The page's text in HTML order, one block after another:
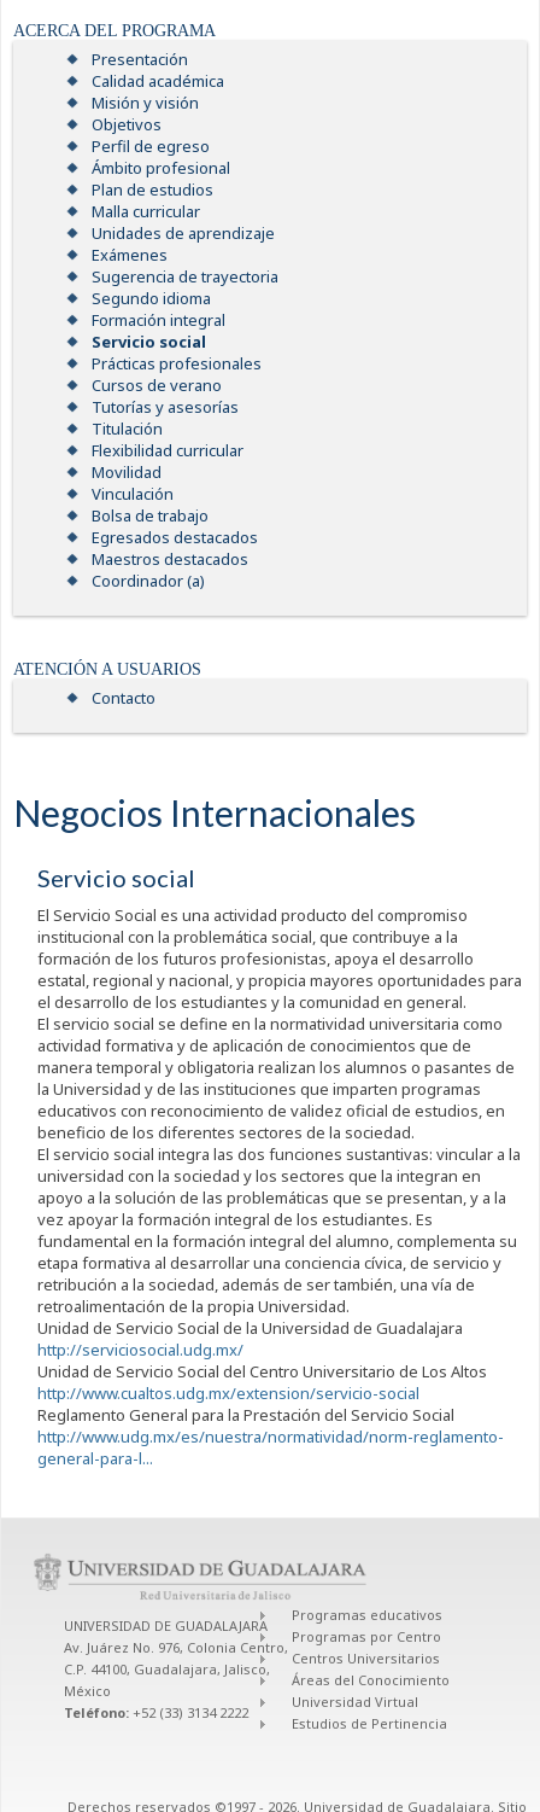
ACERCA DEL PROGRAMA
Presentación
Calidad académica
Misión y visión
Objetivos
Perfil de egreso
Ámbito profesional
Plan de estudios
Malla curricular
Unidades de aprendizaje
Exámenes
Sugerencia de trayectoria
Segundo idioma
Formación integral
Servicio social
Prácticas profesionales
Cursos de verano
Tutorías y asesorías
Titulación
Flexibilidad curricular
Movilidad
Vinculación
Bolsa de trabajo
Egresados destacados
Maestros destacados
Coordinador (a)
ATENCIÓN A USUARIOS
Contacto
Negocios Internacionales
Servicio social
El Servicio Social es una actividad producto del compromiso
institucional con la problemática social, que contribuye a la
formación de los futuros profesionistas, apoya el desarrollo
estatal, regional y nacional, y propicia mayores oportunidades para
el desarrollo de los estudiantes y la comunidad en general.
El servicio social se define en la normatividad universitaria como
actividad formativa y de aplicación de conocimientos que de
manera temporal y obligatoria realizan los alumnos o pasantes de
la Universidad y de las instituciones que imparten programas
educativos con reconocimiento de validez oficial de estudios, en
beneficio de los diferentes sectores de la sociedad.
El servicio social integra las dos funciones sustantivas: vincular a la
universidad con la sociedad y los sectores que la integran en
apoyo a la solución de las problemáticas que se presentan, y a la
vez apoyar la formación integral de los estudiantes. Es
fundamental en la formación integral del alumno, complementa su
etapa formativa al desarrollar una conciencia cívica, de servicio y
retribución a la sociedad, además de ser también, una vía de
retroalimentación de la propia Universidad.
Unidad de Servicio Social de la Universidad de Guadalajara
http://serviciosocial.udg.mx/
Unidad de Servicio Social del Centro Universitario de Los Altos
http://www.cualtos.udg.mx/extension/servicio-social
Reglamento General para la Prestación del Servicio Social
http://www.udg.mx/es/nuestra/normatividad/norm-reglamento-
general-para-l...
UNIVERSIDAD DE GUADALAJARA
Av. Juárez No. 976, Colonia Centro,
C.P. 44100, Guadalajara, Jalisco,
México
Teléfono: +52 (33) 3134 2222
Programas educativos
Programas por Centro
Centros Universitarios
Áreas del Conocimiento
Universidad Virtual
Estudios de Pertinencia
Derechos reservados ©1997 - 2026. Universidad de Guadalajara. Sitio